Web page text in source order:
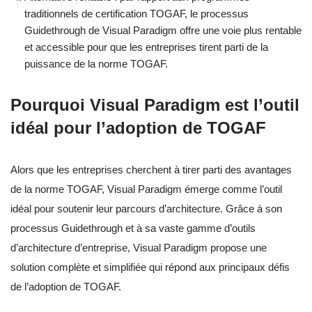
traditionnels de certification TOGAF, le processus
Guidethrough de Visual Paradigm offre une voie plus rentable
et accessible pour que les entreprises tirent parti de la
puissance de la norme TOGAF.
Pourquoi Visual Paradigm est l’outil
idéal pour l’adoption de TOGAF
Alors que les entreprises cherchent à tirer parti des avantages
de la norme TOGAF, Visual Paradigm émerge comme l’outil
idéal pour soutenir leur parcours d’architecture. Grâce à son
processus Guidethrough et à sa vaste gamme d’outils
d’architecture d’entreprise, Visual Paradigm propose une
solution complète et simplifiée qui répond aux principaux défis
de l’adoption de TOGAF.